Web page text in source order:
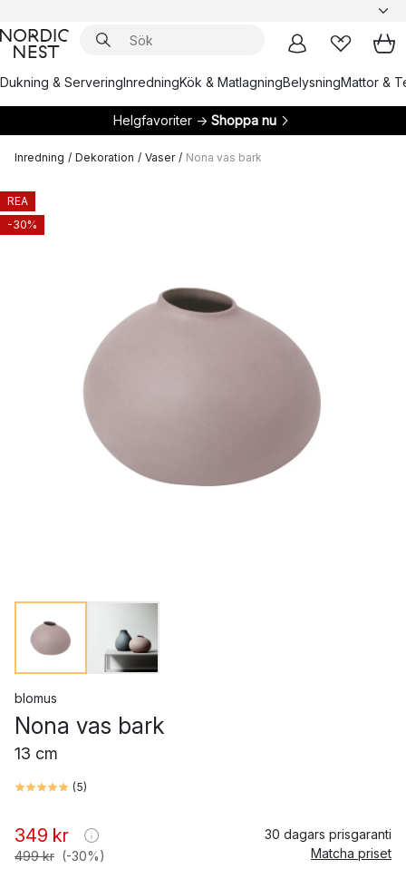
Dukning & ServeringInredningKök & MatlagningBelysningMattor &
Helgfavoriter → Shoppa nu
Inredning / Dekoration / Vaser / Nona vas bark
REA
-30%
blomus
Nona vas bark
13 cm
(5)
349 kr
499 kr (-30%)
30 dagars prisgaranti
Matcha priset